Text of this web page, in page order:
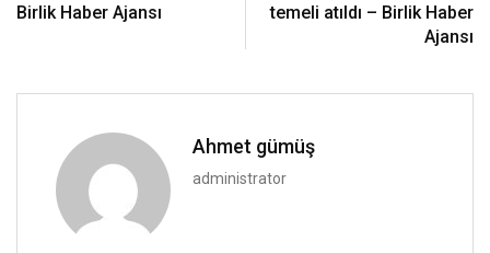
Birlik Haber Ajansı
temeli atıldı – Birlik Haber
Ajansı
Ahmet gümüş
administrator